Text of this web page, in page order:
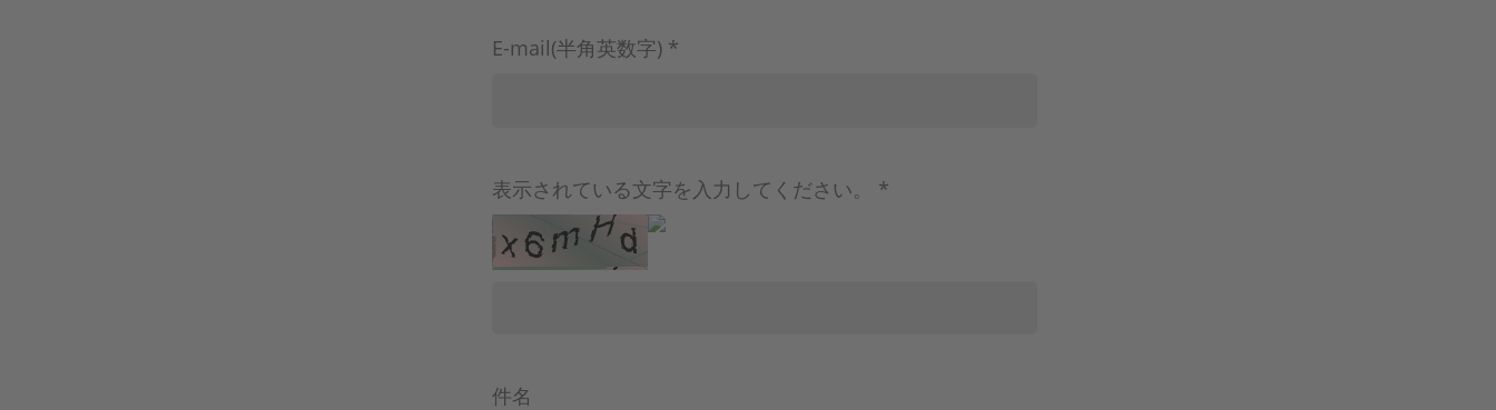
E-mail(半角英数字) *
表示されている文字を入力してください。 *
件名